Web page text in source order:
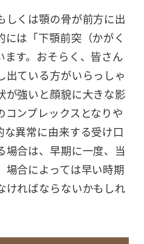
しくは顎の骨が前方に出
は「下顎前突（かがく
す。おそらく、皆さん
出ている方がいらっしゃ
が強いと顔貌に大きな影
ンプレックスとなりや
異常に由来する受け口
場合は、早期に一度、当
場合によっては早い時期
ければならないかもしれ